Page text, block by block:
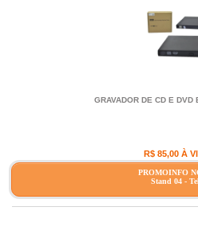
GRAVADOR DE CD E DVD
R$ 85,00 À
PROMOINFO
Stand 04 -